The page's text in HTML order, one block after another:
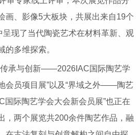
画、影像5大板块，共展出来自19个
呈现了当代陶瓷艺术在材料革新、观
的多维探索。
承与创新——2026IAC国际陶艺学
会员项目展”以及“界域之外——陶艺
际陶艺学会大会新会员展”也正在
，两个展览共200余件陶艺作品，融